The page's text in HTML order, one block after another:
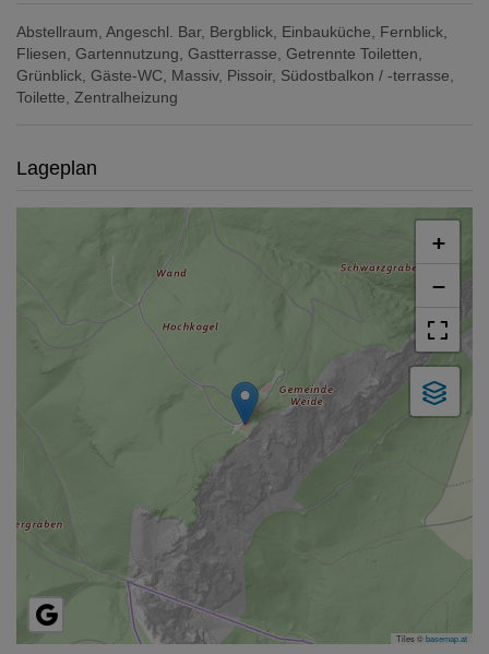
Abstellraum Angeschl. Bar Bergblick Einbauküche
Fernblick
Fliesen
Gartennutzung Gastterrasse
Getrennte Toiletten
Grünblick Gäste-WC Massiv Pissoir Südostbalkon / -terrasse
Toilette Zentralheizung
Lageplan
+
−
Tiles ©basemap.at